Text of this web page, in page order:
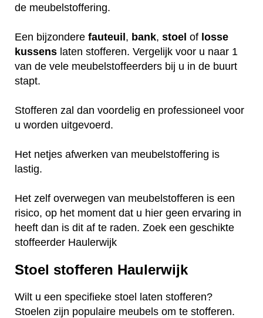
de meubelstoffering.
Een bijzondere fauteuil , bank, stoel of losse
kussens laten stofferen. Vergelijk voor u naar 1
van de vele meubelstoffeerders bij u in de buurt
stapt.
Stofferen zal dan voordelig en professioneel voor
u worden uitgevoerd.
Het netjes afwerken van meubelstoffering is
lastig.
Het zelf overwegen van meubelstofferen is een
risico, op het moment dat u hier geen ervaring in
heeft dan is dit af te raden. Zoek een geschikte
stoffeerder Haulerwijk
Stoel stofferen Haulerwijk
Wilt u een specifieke stoel laten stofferen?
Stoelen zijn populaire meubels om te stofferen.